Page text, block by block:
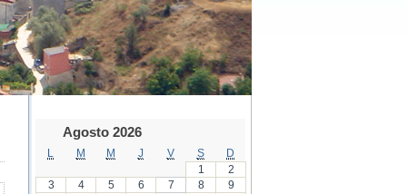
Agosto 2026
M M J V S
D
1
2
3
4 5 6 7 8
9